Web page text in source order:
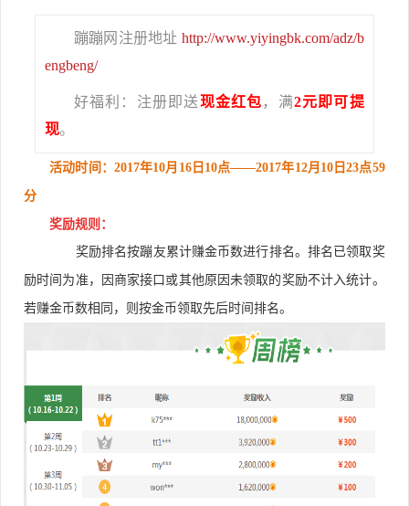
蹦蹦网注册地址 http://www.yiyingbk.com/adz/b
engbeng/
好福利：注册即送现金红包 ，满2元即可提
现。
活动时间：2017年10月16日10点——2017年12月10日23点59
分
奖励规则：
奖励排名按蹦友累计赚金币数进行排名。排名已领取奖
励时间为准，因商家接口或其他原因未领取的奖励不计入统计。
若赚金币数相同，则按金币领取先后时间排名。